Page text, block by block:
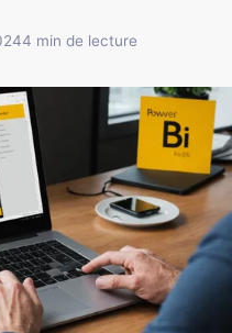
4 min de lecture